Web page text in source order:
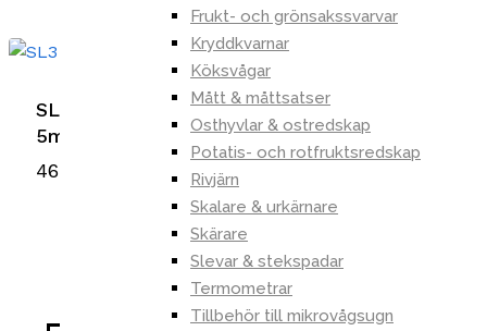
Frukt- och grönsakssvarvar
Kryddkvarnar
Köksvågar
Mått & måttsatser
Osthyvlar & ostredskap
Potatis- och rotfruktsredskap
Rivjärn
Skalare & urkärnare
Skärare
Slevar & stekspadar
Termometrar
Tillbehör till mikrovågsugn
SL3 Smart LED light strip / Ljusslinga 2 x
5m
469,00